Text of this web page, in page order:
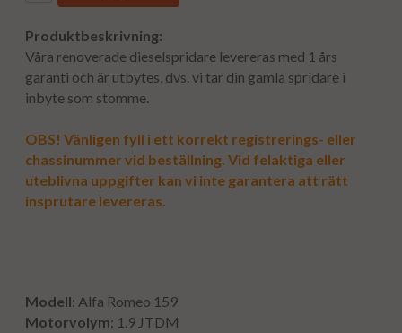
Produktbeskrivning:
Våra renoverade dieselspridare levereras med 1 års
garanti och är utbytes, dvs. vi tar din gamla spridare i
inbyte som stomme.
OBS! Vänligen fyll i ett korrekt registrerings- eller
chassinummer vid beställning. Vid felaktiga eller
uteblivna uppgifter kan vi inte garantera att rätt
insprutare levereras.
Modell: Alfa Romeo 159
Motorvolym: 1.9 JTDM